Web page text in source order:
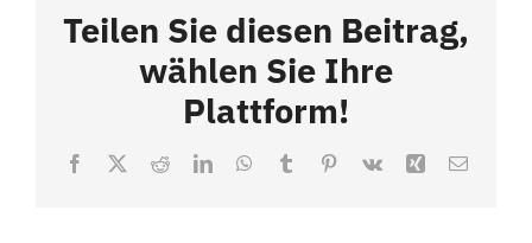
Teilen Sie diesen Beitrag,
wählen Sie Ihre
Plattform!
Facebook
X RedditLinkedInWhatsApp
TumblrPinterest
Vk Xing Email